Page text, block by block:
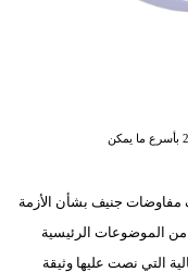
علوم
وتكنولوجيا
مفاوضات جنيف بشأن الأزمة
من الموضوعات الرئيسية
التي نصت عليها وثيقة